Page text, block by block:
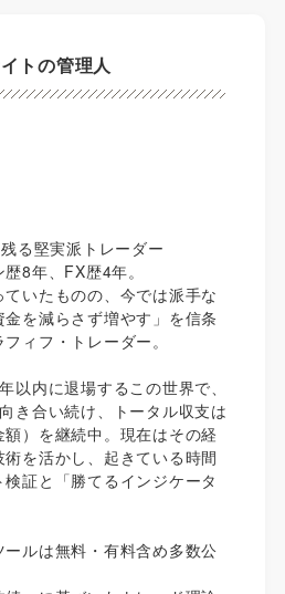
トの管理人
る堅実派トレーダー
8年、FX歴4年。
いたものの、今では派手な
を減らさず増やす」を信条
ィフ・トレーダー。
以内に退場するこの世界で、
き合い続け、トータル収支は
）を継続中。現在はその経
を活かし、起きている時間
証と「勝てるインジケータ
ルは無料・有料含め多数公